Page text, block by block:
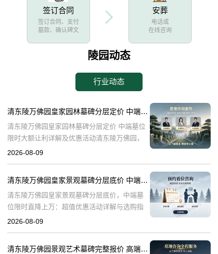
签订合同
签订合同、支付
墓款、确认碑文
安葬
电话或
在线咨询
陵园动态
行业动态
清东陵万佛园皇家园林墓碑分层定价 中端墓位限时大额让利详解及优惠活动
清东陵万佛园皇家园林墓碑分层定价 中端墓位
限时大额让利详解及优惠活动清东陵万佛园，
作为中国历史上著名的皇家陵园之一，承载着
2026-08-09
清东陵万佛园皇家景观墓碑分层底价 中端墓位限时直降上万：超值优惠活动详解与选购指南
清东陵万佛园皇家景观墓碑分层底价，中端墓
位限时直降上万：超值优惠活动详解与选购指
南☎ 清东陵万佛园电话:400-838-5063清东陵
2026-08-09
清东陵万佛园景观艺术墓碑完整报价 高端墓型大额直降活动详解